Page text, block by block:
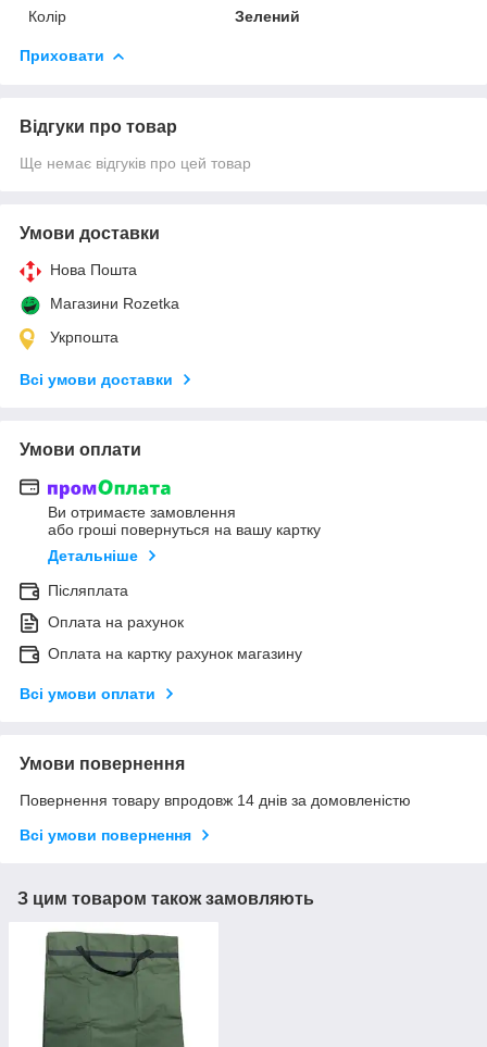
Колір
Зелений
Приховати
Відгуки про товар
Ще немає відгуків про цей товар
Умови доставки
Нова Пошта
Магазини Rozetka
Укрпошта
Всі умови доставки
Умови оплати
Ви отримаєте замовлення
або гроші повернуться на вашу картку
Детальніше
Післяплата
Оплата на рахунок
Оплата на картку рахунок магазину
Всі умови оплати
Умови повернення
Повернення товару впродовж 14 днів за домовленістю
Всі умови повернення
З цим товаром також замовляють